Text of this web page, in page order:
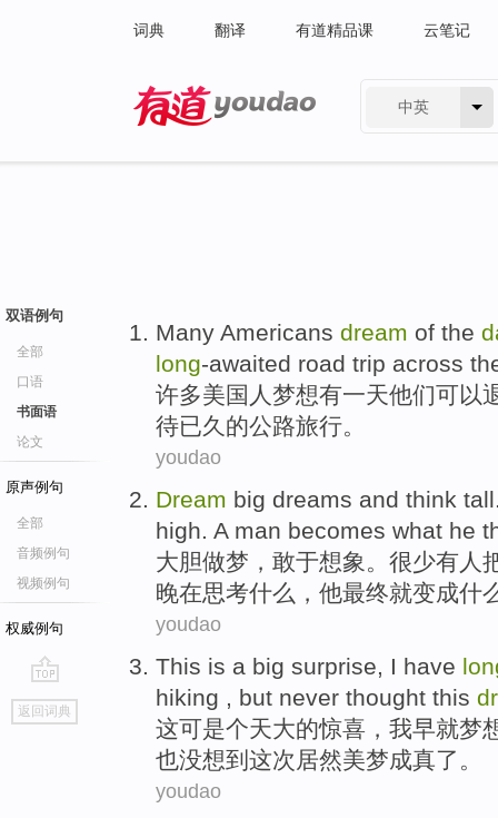
词典 翻译 有道精品课 云笔记
中英
双语例句
全部
口语
书面语
论文
原声例句
全部
音频例句
视频例句
权威例句
go
top
返回词典
Many Americans dream of the
long-awaited road trip across
许多美国 人 梦想有一天他们可以
待已久 的公路旅行。
youdao
Dream big dreams and think tall
high. A man becomes what he
大胆做梦 ， 敢于想象 。 很少有人
晚在思考什么 ， 他最终就变成什
youdao
This is a big surprise I have
hiking
but never thought this
这可是个天大的惊喜 ， 我早就梦
也没想到 这次 居然美梦成真了。
youdao